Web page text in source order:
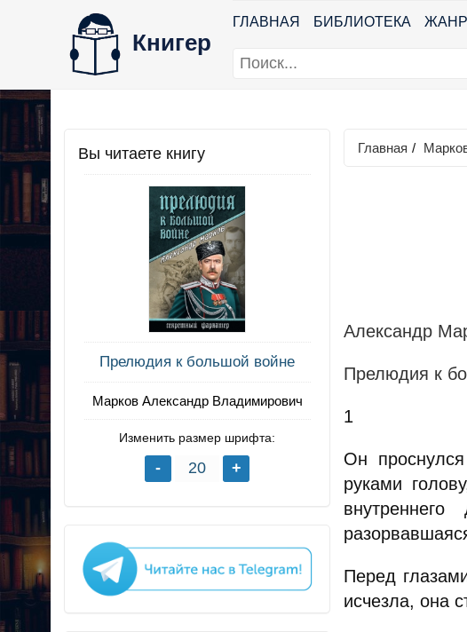
Книгер
ГЛАВНАЯ БИБЛИОТЕКА
Вы читаете книгу
Прелюдия к большой войне
Марков Александр Владимирович
Изменить размер шрифта:
Главная /
Александр
Прелюдия к
1
Он
руками
Перед
исчезла, она